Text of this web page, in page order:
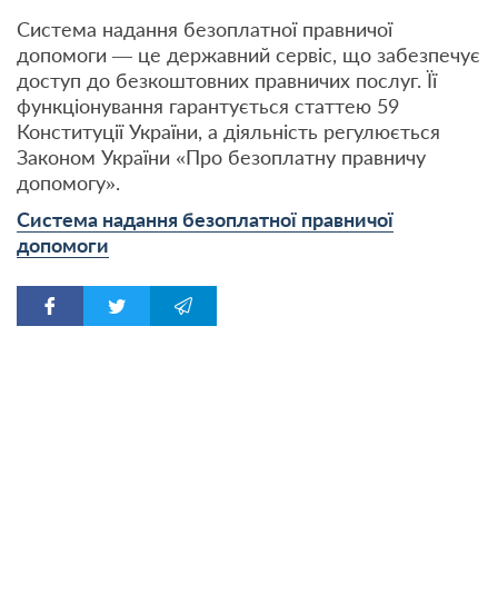
Система надання безоплатної правничої
допомоги — це державний сервіс, що забезпечує
доступ до безкоштовних правничих послуг. Її
функціонування гарантується статтею 59
Конституції України, а діяльність регулюється
Законом України «Про безоплатну правничу
допомогу».
Система надання безоплатної правничої
допомоги